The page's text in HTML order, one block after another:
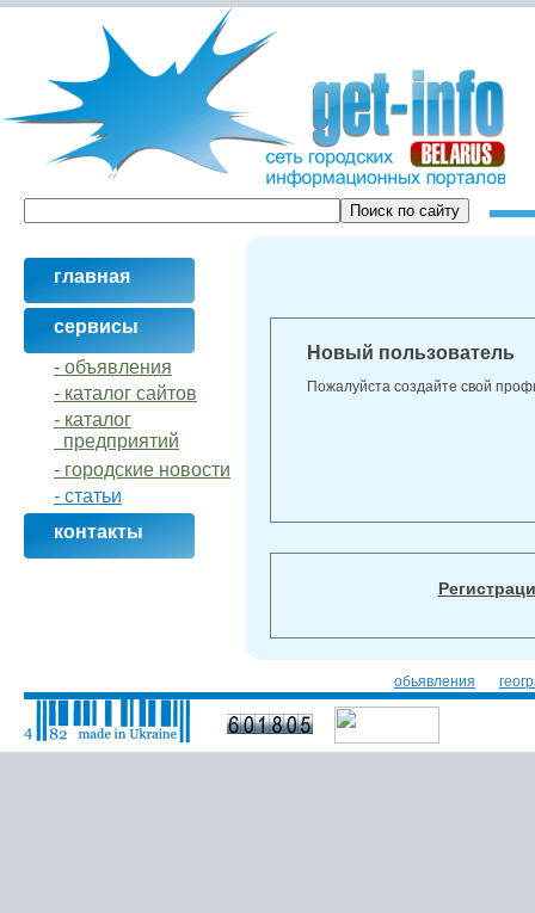
главная
сервисы
- объявления
- кaталог сайтов
- кaталог
предприятий
- городские новости
- статьи
контакты
Новый пользователь
Пожалуйста создайте свой
обьявления